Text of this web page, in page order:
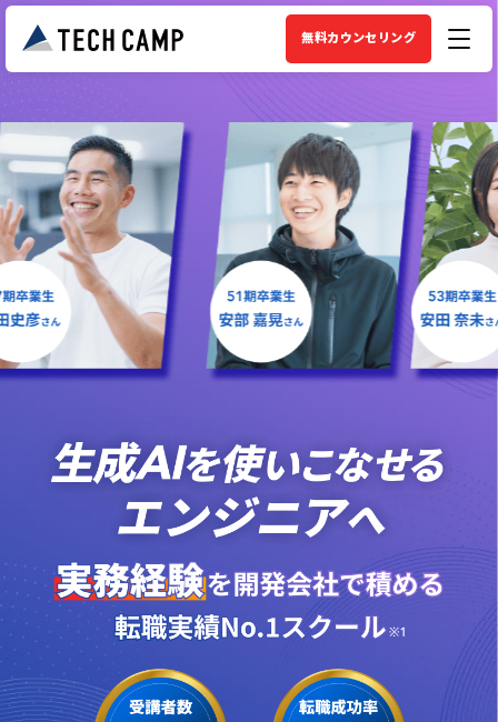
無料カウンセリング